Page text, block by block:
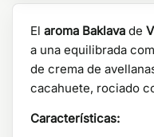
El aroma Baklava de
a una equilibrada
de crema de
cacahuete, rociado
Características: